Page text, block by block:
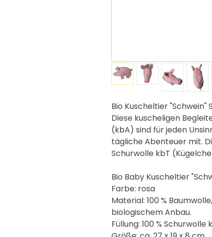
Bio Kuscheltier "Schwein"
Diese kuscheligen
(kbA) sind für jeden
tägliche Abenteuer mit.
Schurwolle kbT
Bio Baby Kuscheltier
Farbe: rosa
Material: 100 %
biologischem Anbau.
Füllung: 100 % Schurwolle